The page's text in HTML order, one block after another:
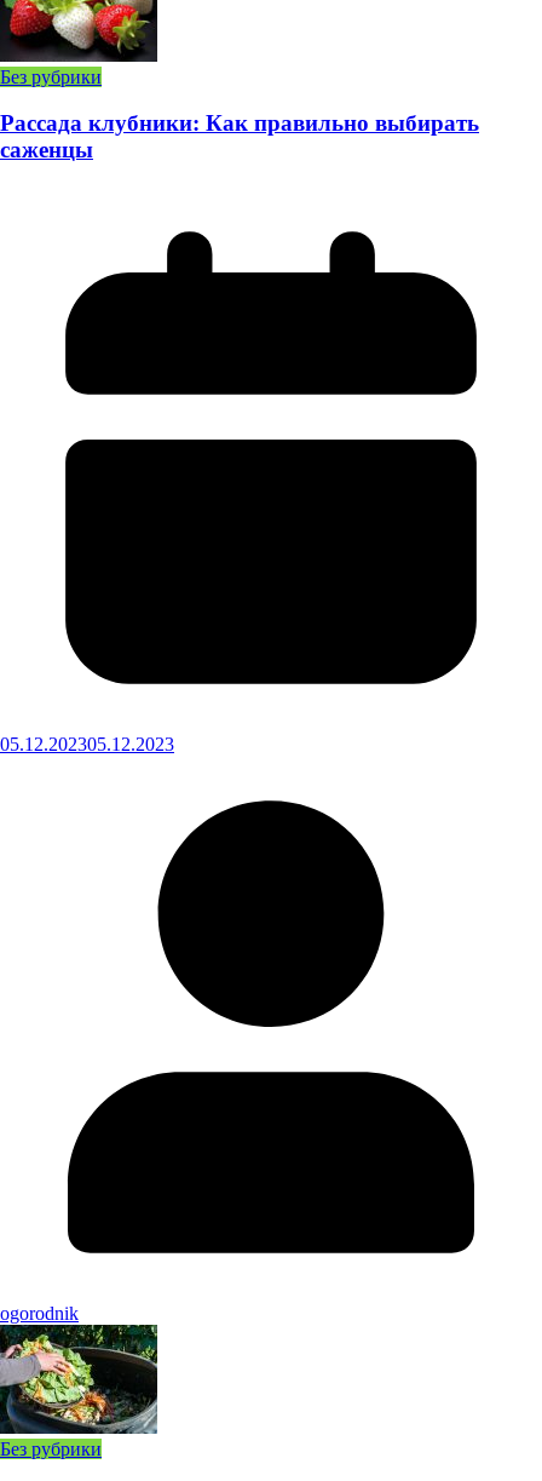
Без рубрики
Рассада клубники: Как правильно выбирать
саженцы
05.12.202305.12.2023
ogorodnik
Без рубрики